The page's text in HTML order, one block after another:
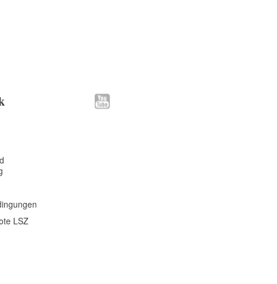
LSZ